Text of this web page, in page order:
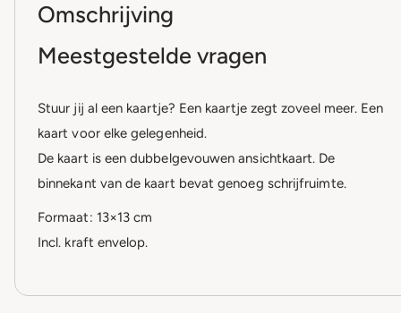
Omschrijving
Meestgestelde vragen
Stuur jij al een kaartje? Een kaartje zegt zoveel meer. Een
kaart voor elke gelegenheid.
De kaart is een dubbelgevouwen ansichtkaart. De
binnekant van de kaart bevat genoeg schrijfruimte.
Formaat: 13×13 cm
Incl. kraft envelop.